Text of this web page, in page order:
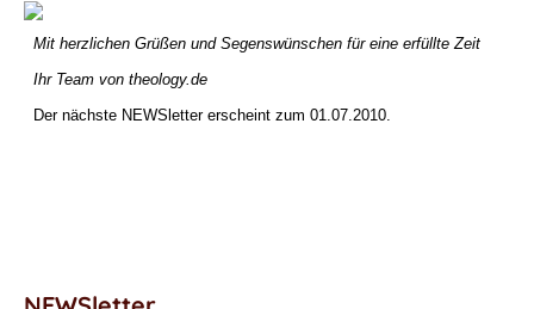
Mit herzlichen Grüßen und Segenswünschen für eine erfüllte Zeit
Ihr Team von theology.de
Der nächste NEWSletter erscheint zum 01.07.2010.